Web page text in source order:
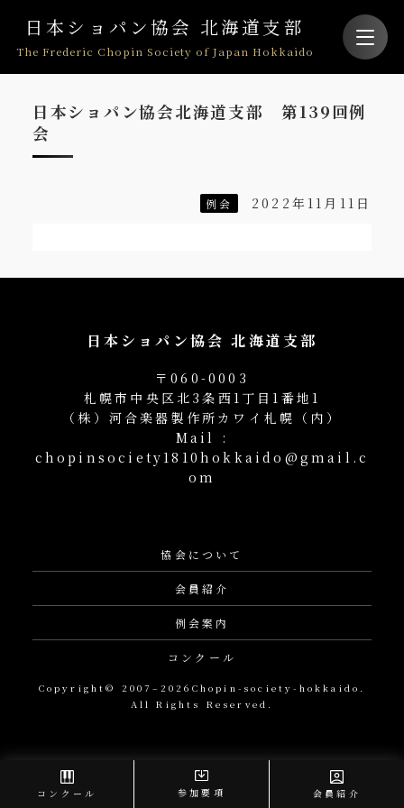
日本ショパン協会 北海道支部
The Frederic Chopin Society of Japan Hokkaido
日本ショパン協会北海道支部 第139回例
会
例会 2022年11月11日
コンクール 参加要項 会員紹介
日本ショパン協会 北海道支部
〒060-0003
札幌市中央区北3条西1丁目1番地1
（株）河合楽器製作所カワイ札幌（内）
Mail :
chopinsociety1810hokkaido@gmail.c
om
協会について
会員紹介
例会案内
コンクール
Copyright© 2007–2026Chopin-society-hokkaido.
All Rights Reserved.